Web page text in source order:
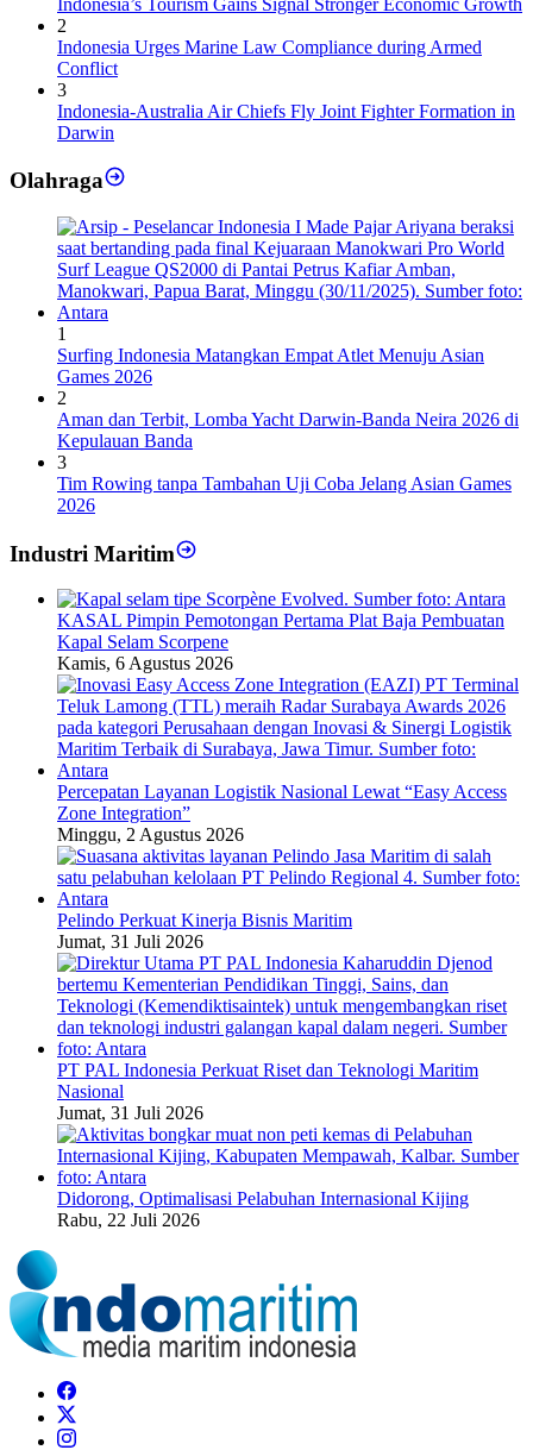
2
Indonesia Urges Marine Law Compliance during Armed
Conflict
3
Indonesia-Australia Air Chiefs Fly Joint Fighter Formation in
Darwin
Olahraga
1
Surfing Indonesia Matangkan Empat Atlet Menuju Asian
Games 2026
2
Aman dan Terbit, Lomba Yacht Darwin-Banda Neira 2026 di
Kepulauan Banda
3
Tim Rowing tanpa Tambahan Uji Coba Jelang Asian Games
2026
Industri Maritim
KASAL Pimpin Pemotongan Pertama Plat Baja Pembuatan
Kapal Selam Scorpene
Kamis, 6 Agustus 2026
Percepatan Layanan Logistik Nasional Lewat “Easy Access
Zone Integration”
Minggu, 2 Agustus 2026
Pelindo Perkuat Kinerja Bisnis Maritim
Jumat, 31 Juli 2026
PT PAL Indonesia Perkuat Riset dan Teknologi Maritim
Nasional
Jumat, 31 Juli 2026
Didorong, Optimalisasi Pelabuhan Internasional Kijing
Rabu, 22 Juli 2026